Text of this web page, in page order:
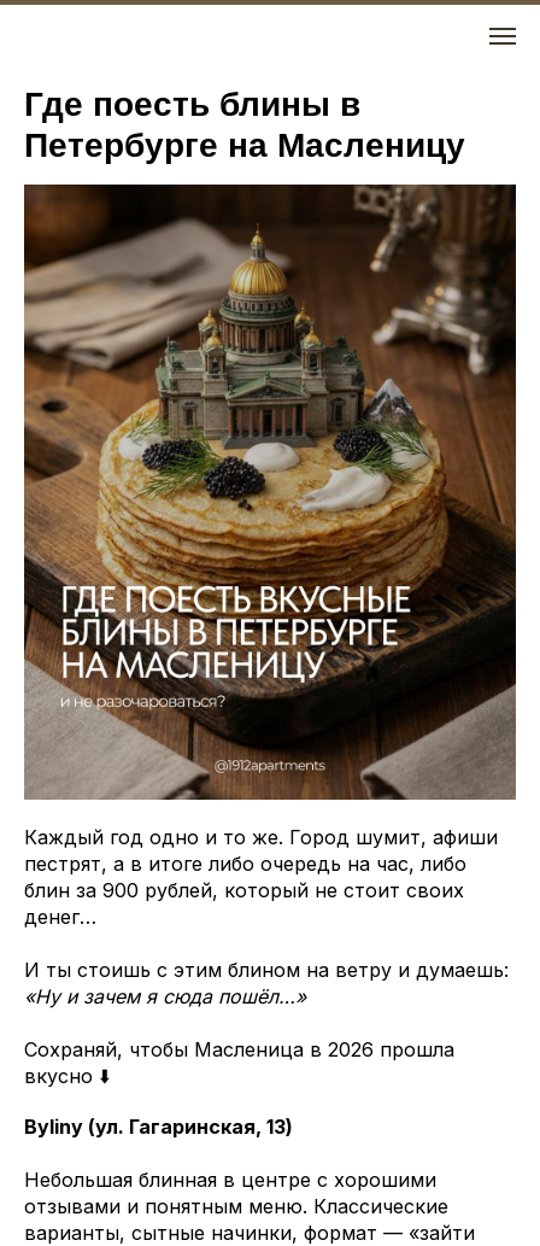
Где поесть блины в
Петербурге на Масленицу
Каждый год одно и то же. Город шумит, афиши
пестрят, а в итоге либо очередь на час, либо
блин за 900 рублей, который не стоит своих
денег…
И ты стоишь с этим блином на ветру и думаешь:
«Ну и зачем я сюда пошёл…»
Сохраняй, чтобы Масленица в 2026 прошла
вкусно ⬇️
Byliny (ул. Гагаринская, 13)
Небольшая блинная в центре с хорошими
отзывами и понятным меню. Классические
варианты, сытные начинки, формат — «зайти